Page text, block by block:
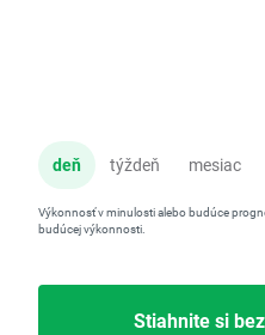
deň týždeň mesiac
Výkonnosť v minulosti alebo budúce
budúcej výkonnosti.
Stiahnite si